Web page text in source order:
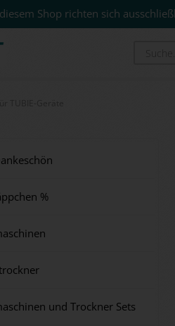
Shop richten sich
%
und Trockner Sets